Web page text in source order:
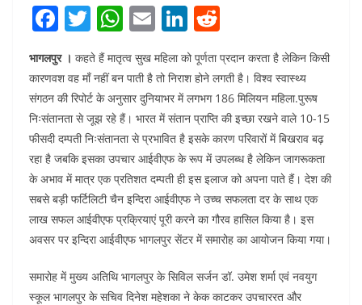
F
c
e
b
o
o
k
T
w
itt
er
W
at
s
A
p
p
E
m
ai
l
Li
n
k
e
dI
n
d
di
t
भागलपुर । कहते हैं मातृत्व सुख महिला को पूर्णता प्रदान करता है लेकिन किसी
कारणवश वह माँ नहीं बन पाती है तो निराश होने लगती है। विश्व स्वास्थ्य
संगठन की रिपोर्ट के अनुसार दुनियाभर में लगभग 186 मिलियन महिला.पुरूष
निःसंतानता से जूझ रहे हैं। भारत में संतान प्राप्ति की इच्छा रखने वाले 10-15
फीसदी दम्पती निःसंतानता से प्रभावित है इसके कारण परिवारों में बिखराव बढ़
रहा है जबकि इसका उपचार आईवीएफ के रूप में उपलब्ध है लेकिन जागरूकता
के अभाव में मात्र एक प्रतिशत दम्पती ही इस इलाज को अपना पाते हैं। देश की
सबसे बड़ी फर्टिलिटी चैन इन्दिरा आईवीएफ ने उच्च सफलता दर के साथ एक
लाख सफल आईवीएफ प्रक्रियाएं पूरी करने का गौरव हासिल किया है। इस
अवसर पर इन्दिरा आईवीएफ भागलपुर सेंटर में समारोह का आयोजन किया गया।
समारोह में मुख्य अतिथि भागलपुर के सिविल सर्जन डॉ. उमेश शर्मा एवं नवयुग
स्कूल भागलपुर के सचिव दिनेश महेशका ने केक काटकर उपचाररत और